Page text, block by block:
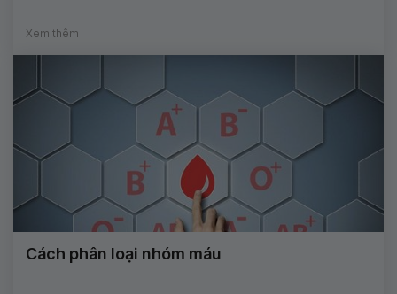
Xem thêm
Cách phân loại nhóm máu